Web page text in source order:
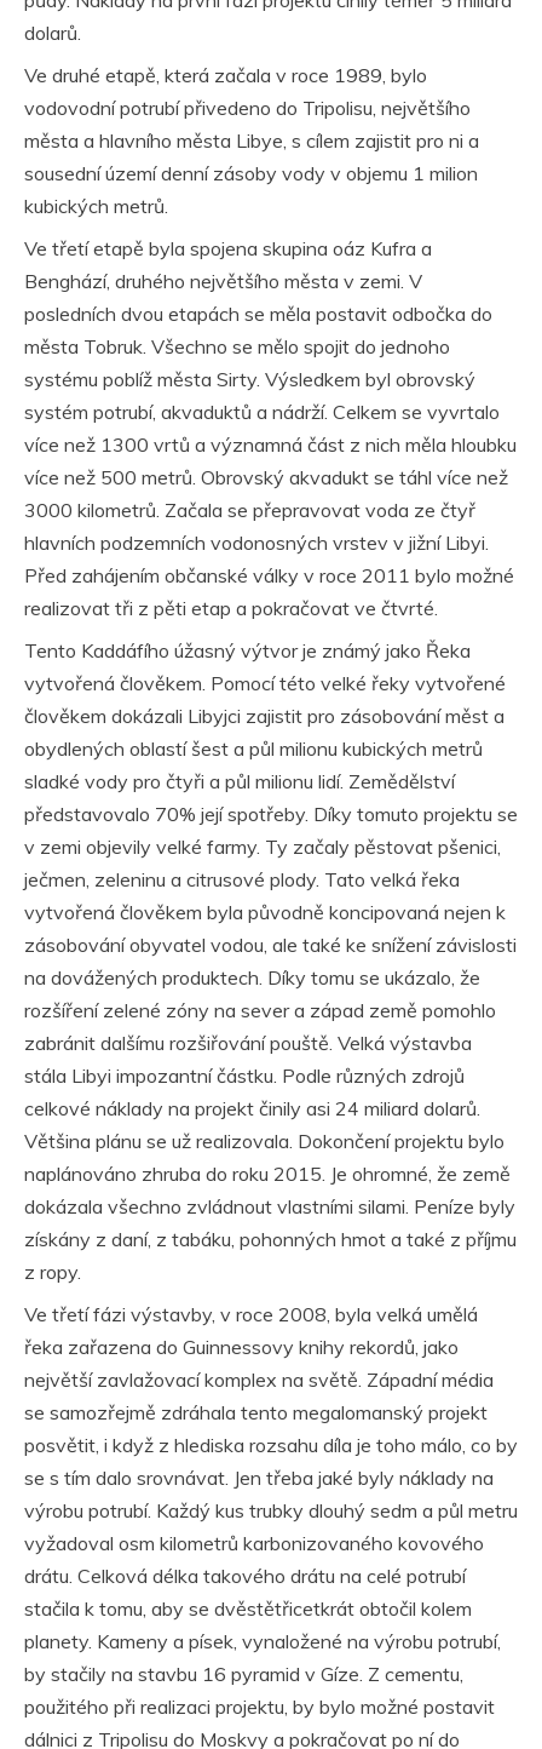
dolarů.
Ve druhé etapě, která začala v roce 1989, bylo
vodovodní potrubí přivedeno do Tripolisu, největšího
města a hlavního města Libye, s cílem zajistit pro ni a
sousední území denní zásoby vody v objemu 1 milion
kubických metrů.
Ve třetí etapě byla spojena skupina oáz Kufra a
Benghází, druhého největšího města v zemi. V
posledních dvou etapách se měla postavit odbočka do
města Tobruk. Všechno se mělo spojit do jednoho
systému poblíž města Sirty. Výsledkem byl obrovský
systém potrubí, akvaduktů a nádrží. Celkem se vyvrtalo
více než 1300 vrtů a významná část z nich měla hloubku
více než 500 metrů. Obrovský akvadukt se táhl více než
3000 kilometrů. Začala se přepravovat voda ze čtyř
hlavních podzemních vodonosných vrstev v jižní Libyi.
Před zahájením občanské války v roce 2011 bylo možné
realizovat tři z pěti etap a pokračovat ve čtvrté.
Tento Kaddáfího úžasný výtvor je známý jako Řeka
vytvořená člověkem. Pomocí této velké řeky vytvořené
člověkem dokázali Libyjci zajistit pro zásobování měst a
obydlených oblastí šest a půl milionu kubických metrů
sladké vody pro čtyři a půl milionu lidí. Zemědělství
představovalo 70% její spotřeby. Díky tomuto projektu se
v zemi objevily velké farmy. Ty začaly pěstovat pšenici,
ječmen, zeleninu a citrusové plody. Tato velká řeka
vytvořená člověkem byla původně koncipovaná nejen k
zásobování obyvatel vodou, ale také ke snížení závislosti
na dovážených produktech. Díky tomu se ukázalo, že
rozšíření zelené zóny na sever a západ země pomohlo
zabránit dalšímu rozšiřování pouště. Velká výstavba
stála Libyi impozantní částku. Podle různých zdrojů
celkové náklady na projekt činily asi 24 miliard dolarů.
Většina plánu se už realizovala. Dokončení projektu bylo
naplánováno zhruba do roku 2015. Je ohromné, že země
dokázala všechno zvládnout vlastními silami. Peníze byly
získány z daní, z tabáku, pohonných hmot a také z příjmu
z ropy.
Ve třetí fázi výstavby, v roce 2008, byla velká umělá
řeka zařazena do Guinnessovy knihy rekordů, jako
největší zavlažovací komplex na světě. Západní média
se samozřejmě zdráhala tento megalomanský projekt
posvětit, i když z hlediska rozsahu díla je toho málo, co by
se s tím dalo srovnávat. Jen třeba jaké byly náklady na
výrobu potrubí. Každý kus trubky dlouhý sedm a půl metru
vyžadoval osm kilometrů karbonizovaného kovového
drátu. Celková délka takového drátu na celé potrubí
stačila k tomu, aby se dvěstětřicetkrát obtočil kolem
planety. Kameny a písek, vynaložené na výrobu potrubí,
by stačily na stavbu 16 pyramid v Gíze. Z cementu,
použitého při realizaci projektu, by bylo možné postavit
dálnici z Tripolisu do Moskvy a pokračovat po ní do